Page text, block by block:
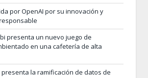
por OpenAI por su innovación y
presenta un nuevo juego de
en una cafetería de alta
presenta la ramificación de datos de